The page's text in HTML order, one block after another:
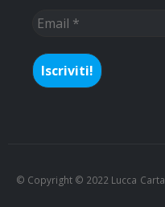
Email
© Copyright © 2022 Lucca